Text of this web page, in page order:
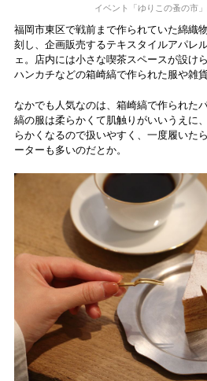
イベント「ゆりこの蚤の市
福岡市東区で戦前まで作られていた綿織
刻し、企画販売するテキスタイルアパレ
ェ。店内には小さな喫茶スペースが設け
ハンカチなどの箱崎縞で作られた服や雑
なかでも人気なのは、箱崎縞で作られた
縞の服は柔らかくて肌触りがいいうえに
らかくなるので扱いやすく、一度履いた
ーターも多いのだとか。